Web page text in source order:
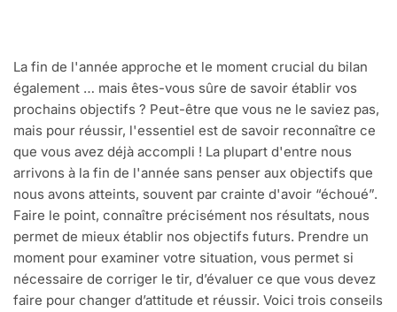
La fin de l'année approche et le moment crucial du bilan
également … mais êtes-vous sûre de savoir établir vos
prochains objectifs ? Peut-être que vous ne le saviez pas,
mais pour réussir, l'essentiel est de savoir reconnaître ce
que vous avez déjà accompli ! La plupart d'entre nous
arrivons à la fin de l'année sans penser aux objectifs que
nous avons atteints, souvent par crainte d'avoir “échoué”.
Faire le point, connaître précisément nos résultats, nous
permet de mieux établir nos objectifs futurs. Prendre un
moment pour examiner votre situation, vous permet si
nécessaire de corriger le tir, d’évaluer ce que vous devez
faire pour changer d’attitude et réussir. Voici trois conseils